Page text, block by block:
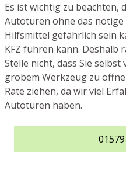
Es ist wichtig zu beachten,
Autotüren ohne das
Hilfsmittel gefährlich sein
KFZ führen kann. Deshalb
Stelle nicht, dass Sie
grobem Werkzeug zu
Rate ziehen, da wir viel
Autotüren haben.